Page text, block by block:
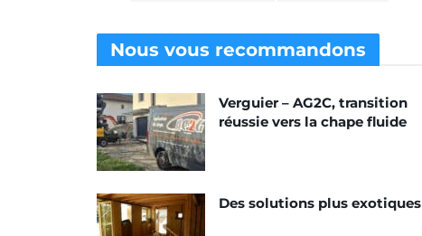
Nous vous recommandons
Verguier – AG2C, transition
réussie vers la chape fluide
Des solutions plus exotiques